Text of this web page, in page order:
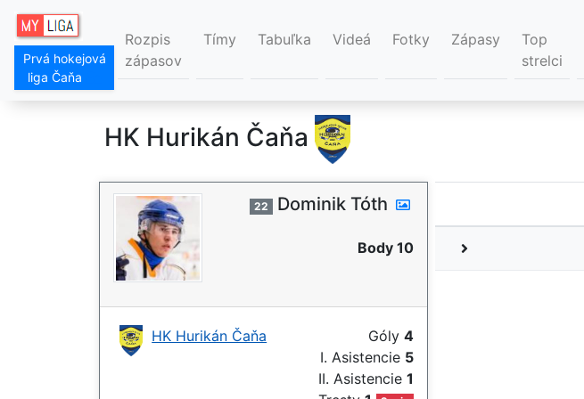
Prvá hokejová
liga Čaňa
Rozpis
zápasov
Tímy Tabuľka Videá Fotky Zápasy
Top
strelci
HK Hurikán Čaňa
22 Dominik Tóth
Body 10
HK Hurikán Čaňa Góly 4
I. Asistencie 5
II. Asistencie 1